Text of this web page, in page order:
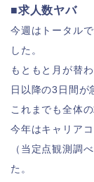
■求人数ヤバ
今週はトータル
した。
もともと月が替
日以降の3日間が
これまでも全体
今年はキャリア
（当定点観測調
た。